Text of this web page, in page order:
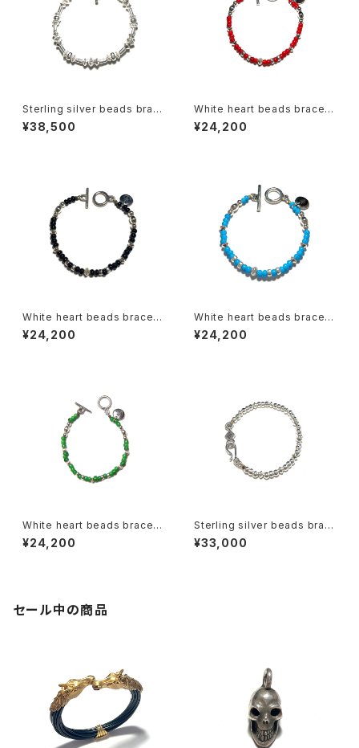
Sterling silver beads brac
elet-D
¥38,500
White heart beads bracele
t-Red
¥24,200
White heart beads bracele
t-Black
¥24,200
White heart beads bracele
t-Sky blue
¥24,200
White heart beads bracele
t-Green
¥24,200
Sterling silver beads brac
elet with hook-A
¥33,000
セール中の商品